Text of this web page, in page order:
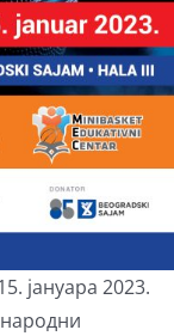
јануара 2023.